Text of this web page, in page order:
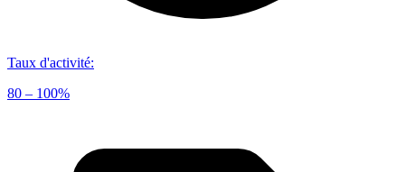
Taux d'activité:
80 – 100%